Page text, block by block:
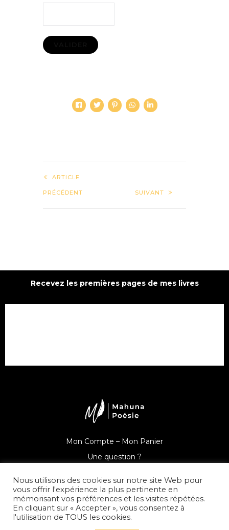
ARTICLE
PRÉCÉDENT SUIVANT
Recevez les premières pages de mes livres
Mon Compte – Mon Panier
Une question ?
© Mahuna Poésie
Nous utilisons des cookies sur notre site Web pour
vous offrir l'expérience la plus pertinente en
mémorisant vos préférences et les visites répétées.
En cliquant sur « Accepter », vous consentez à
l'utilisation de TOUS les cookies.